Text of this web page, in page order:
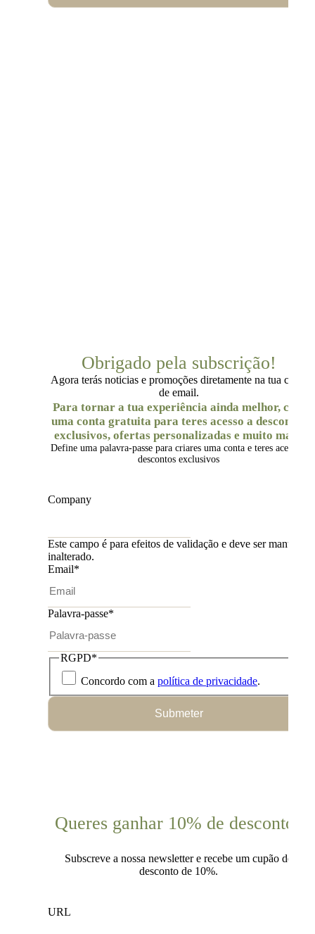
Obrigado pela subscrição!
Agora terás noticias e promoções diretamente na tua caixa
de email.
Para tornar a tua experiência ainda melhor, cria
uma conta gratuita para teres acesso a descontos
exclusivos, ofertas personalizadas e muito mais.
Define uma palavra-passe para criares uma conta e teres acesso a
descontos exclusivos
Company
Este campo é para efeitos de validação e deve ser mantido
inalterado.
Email*
Palavra-passe*
RGPD*
Concordo com a política de privacidade.
Submeter
Queres ganhar 10% de desconto?
Subscreve a nossa newsletter e recebe um cupão de
desconto de 10%.
URL